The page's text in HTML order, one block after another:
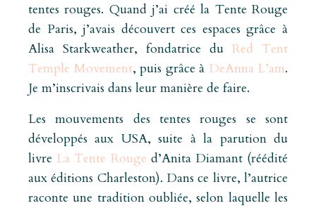
tentes rouges. Quand j’ai créé la Tente Rouge
de Paris, j’avais découvert ces espaces grâce à
Alisa Starkweather, fondatrice du Red Tent
Temple Movement, puis grâce à DeAnna L’am.
Je m’inscrivais dans leur manière de faire.
Les mouvements des tentes rouges se sont
développés aux USA, suite à la parution du
livre La Tente Rouge d’Anita Diamant (réédité
aux éditions Charleston). Dans ce livre, l’autrice
raconte une tradition oubliée, selon laquelle les